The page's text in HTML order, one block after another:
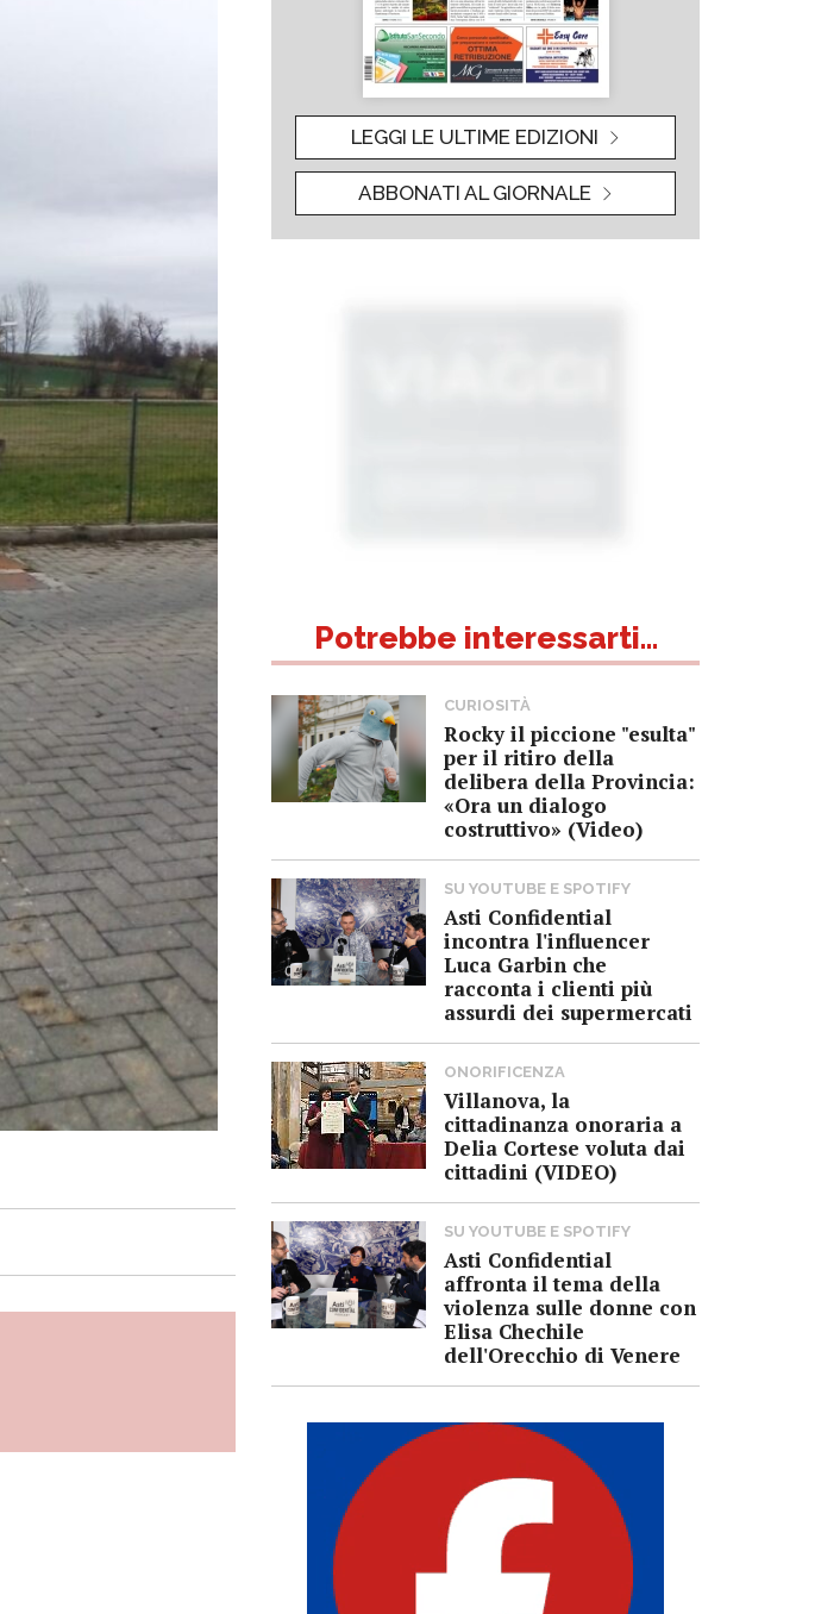
LEGGI LE ULTIME EDIZIONI
ABBONATI AL GIORNALE
Potrebbe interessarti...
CURIOSITÀ
Rocky il piccione "esulta"
per il ritiro della
delibera della Provincia:
«Ora un dialogo
costruttivo» (Video)
SU YOUTUBE E SPOTIFY
Asti Confidential
incontra l'influencer
Luca Garbin che
racconta i clienti più
assurdi dei supermercati
ONORIFICENZA
Villanova, la
cittadinanza onoraria a
Delia Cortese voluta dai
cittadini (VIDEO)
SU YOUTUBE E SPOTIFY
Asti Confidential
affronta il tema della
violenza sulle donne con
Elisa Chechile
dell'Orecchio di Venere